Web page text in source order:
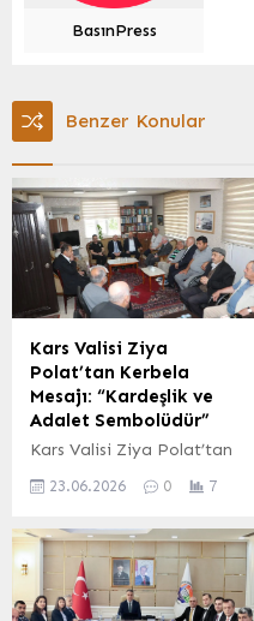
BasınPress
Benzer Konular
Kars Valisi Ziya
Polat’tan Kerbela
Mesajı: “Kardeşlik ve
Adalet Sembolüdür”
Kars Valisi Ziya Polat’tan
Birlik ve Adalet Sembolü
Muharrem ayının manevi
atmosferi dolayısıyla Kars
Ehlibeyt Alimleri Birliği
23.06.2026 0 7